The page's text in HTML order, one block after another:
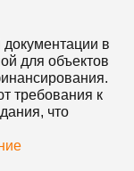
в
для объектов
требования к
что